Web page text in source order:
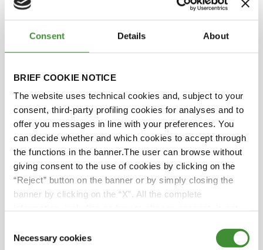
Consent Details About
BRIEF COOKIE NOTICE
The website uses technical cookies and, subject to your
consent, third-party profiling cookies for analyses and to
offer you messages in line with your preferences. You
can decide whether and which cookies to accept through
the functions in the banner.The user can browse without
giving consent to the use of cookies by clicking on the
“Reject” button on the banner or by simply closing the
banner by clicking on the “X”. All the complete
Selection
Necessary cookies
Știați că?
SARL James este o mândră afacere de familie
de trei generații. Fondatorul Emile s-a retras și
a predat afacerea fiului său Joel, care a
predat-o și el fiului său Julien. Julien conduce
acum întreaga companie SARL James.
tipuri de anvelope BKT, IF și VF, care permit o
presiune ridicată pe șosea, o uzură redusă și
.